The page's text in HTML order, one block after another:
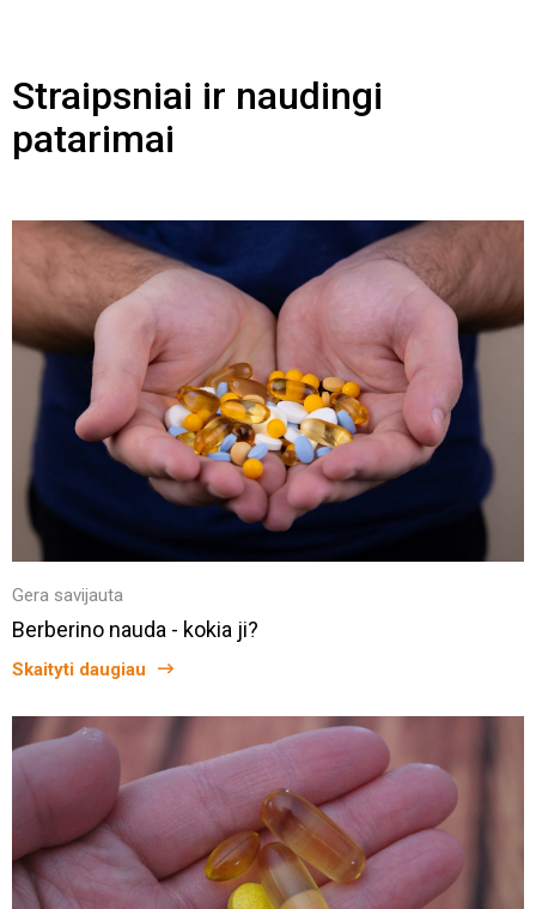
Straipsniai ir naudingi
patarimai
Gera savijauta
Berberino nauda - kokia ji?
Skaityti daugiau